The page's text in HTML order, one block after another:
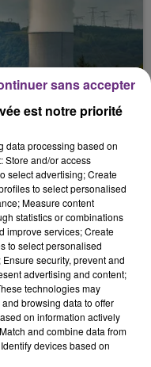
CHOOZ
la centrale
Une situation
qui est toujours
REIMS FERME
centre-ville
est contraint de
est notre priorité
data processing based on
Store and/or access
select advertising; Create
to select personalised
Measure content
statistics or combinations
improve services; Create
to select personalised
security, prevent and
advertising and content;
technologies may
browsing data to offer
on information actively
and combine data from
devices based on
sans accepter